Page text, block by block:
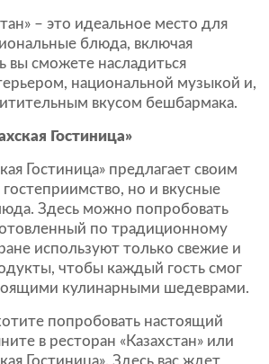
– это идеальное место для
блюда, включая
вы сможете насладиться
национальной музыкой и,
вкусом бешбармака.
Гостиница»
Гостиница» предлагает своим
гостеприимство, но и вкусные
Здесь можно попробовать
по традиционному
используют только свежие и
чтобы каждый гость смог
кулинарными шедеврами.
попробовать настоящий
в ресторан «Казахстан» или